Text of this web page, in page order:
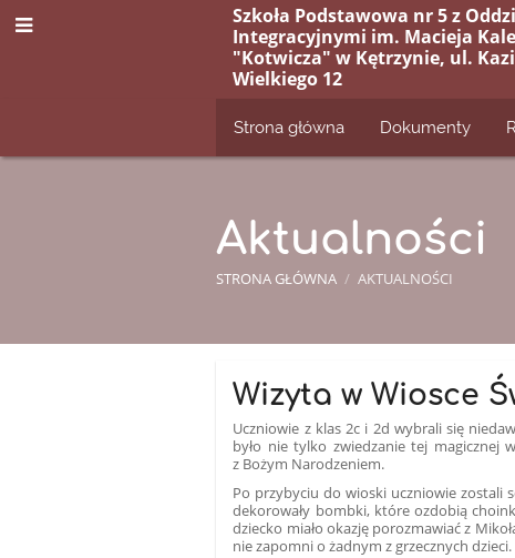
Szkoła Podstawowa nr 5 z
Integracyjnymi im. Macieja
"Kotwicza" w Kętrzynie, ul.
Wielkiego 12
Strona główna Dokumenty
Aktualności
STRONA GŁÓWNA / AKTUALNOŚCI
Aktualności
Wizyta w Wiosce
Uczniowie z klas 2c i 2d wybrali się
było nie tylko zwiedzanie tej magicznej
z Bożym Narodzeniem.
Po przybyciu do wioski uczniowie zostali
dekorowały bombki, które ozdobią
dziecko miało okazję porozmawiać z
nie zapomni o żadnym z grzecznych dzieci.